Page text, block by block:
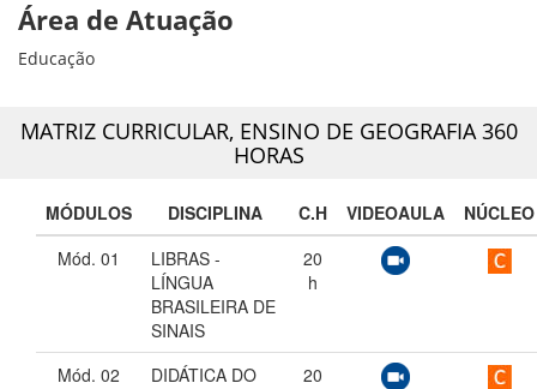
Área de Atuação
Educação
MATRIZ CURRICULAR, ENSINO DE GEOGRAFIA 360
HORAS
MÓDULOS DISCIPLINA C.H VIDEOAULA
NÚCLEO
Mód. 01
LIBRAS -
LÍNGUA
BRASILEIRA DE
SINAIS
20
h
Mód. 02
DIDÁTICA DO
20